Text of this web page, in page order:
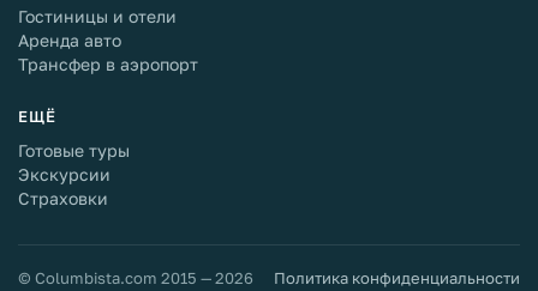
Гостиницы и отели
Аренда авто
Трансфер в аэропорт
ЕЩЁ
Готовые туры
Экскурсии
Страховки
© Columbista.com 2015 — 2026 Политика конфиденциальности